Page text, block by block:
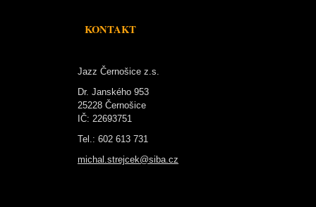
KONTAKT
Jazz Černošice z.s.
Dr. Janského 953
25228 Černošice
IČ: 22693751
Tel.: 602 613 731
michal.strejcek@siba.cz